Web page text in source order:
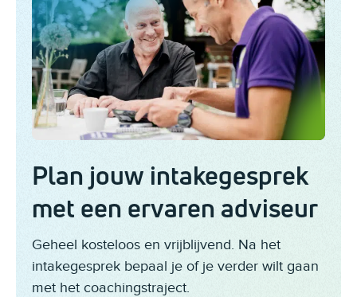
Plan jouw intakegesprek
met een ervaren adviseur
Geheel kosteloos en vrijblijvend. Na het
intakegesprek bepaal je of je verder wilt gaan
met het coachingstraject.